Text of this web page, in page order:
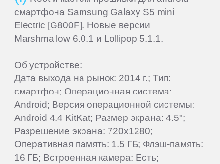
смартфона Samsung Galaxy S5 mini
Electric [G800F]. Новые версии
Marshmallow 6.0.1 и Lollipop 5.1.1.
Об устройстве:
Дата выхода на рынок: 2014 г.; Тип:
смартфон; Операционная система:
Android; Версия операционной системы:
Android 4.4 KitKat; Размер экрана: 4.5";
Разрешение экрана: 720x1280;
Оперативная память: 1.5 ГБ; Флэш-память:
16 ГБ; Встроенная камера: Есть;
Ark
ASUS
BenQ
BlackBerry
Blackview